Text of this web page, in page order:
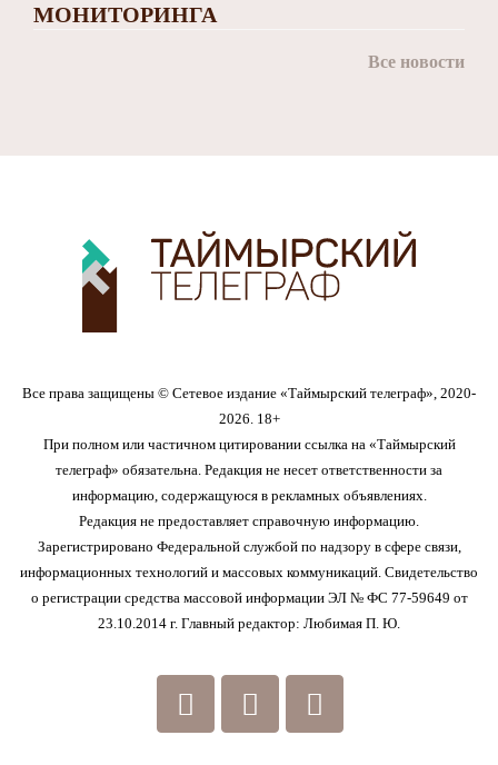
МОНИТОРИНГА
Все новости
Все права защищены © Сетевое издание «Таймырский телеграф», 2020-
2026. 18+
При полном или частичном цитировании ссылка на «Таймырский
телеграф» обязательна. Редакция не несет ответственности за
информацию, содержащуюся в рекламных объявлениях.
Редакция не предоставляет справочную информацию.
Зарегистрировано Федеральной службой по надзору в сфере связи,
информационных технологий и массовых коммуникаций. Свидетельство
о регистрации средства массовой информации ЭЛ № ФС 77-59649 от
23.10.2014 г. Главный редактор: Любимая П. Ю.